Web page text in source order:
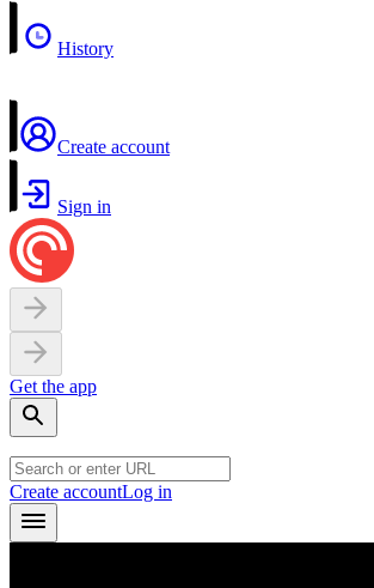
History
Create account
Sign in
Get the app
Create accountLog in